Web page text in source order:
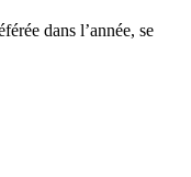
dans l’année, se